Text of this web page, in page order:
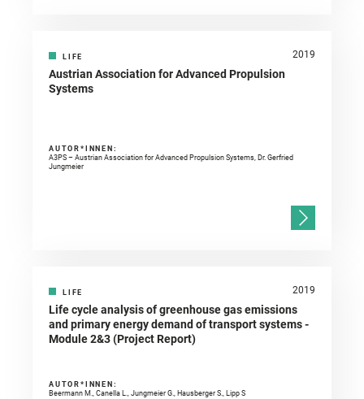
LIFE 2019
Austrian Association for Advanced Propulsion
Systems
AUTOR*INNEN:
A3PS – Austrian Association for Advanced Propulsion Systems, Dr. Gerfried
Jungmeier
LIFE 2019
Life cycle analysis of greenhouse gas emissions
and primary energy demand of transport systems -
Module 2&3 (Project Report)
AUTOR*INNEN:
Beermann M., Canella L., Jungmeier G., Hausberger S., Lipp S